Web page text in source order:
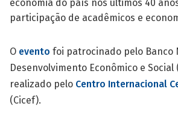
economia do país nos últimos 40
participação de acadêmicos e
O evento foi patrocinado pelo Banco
Desenvolvimento Econômico e Social
realizado pelo Centro Internacional
(Cicef).